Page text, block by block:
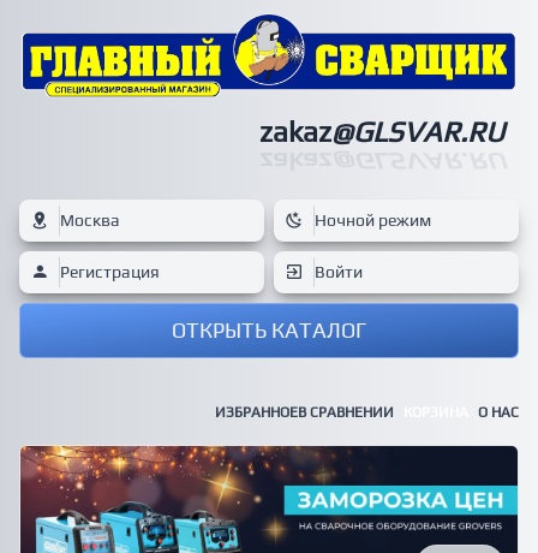
zakaz@GLSVAR.RU
Москва Ночной режим
Регистрация Войти
ОТКРЫТЬ КАТАЛОГ
ИЗБРАННОЕВ СРАВНЕНИИ О НАС